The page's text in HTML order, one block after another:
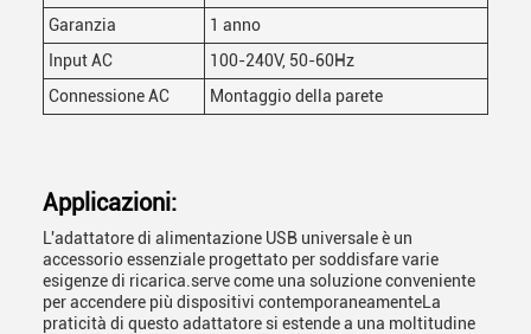
Garanzia
1 anno
Input AC
100-240V, 50-60Hz
Connessione AC
Montaggio della parete
Applicazioni:
L'adattatore di alimentazione USB universale è un
accessorio essenziale progettato per soddisfare varie
esigenze di ricarica.serve come una soluzione conveniente
per accendere più dispositivi contemporaneamenteLa
praticità di questo adattatore si estende a una moltitudine